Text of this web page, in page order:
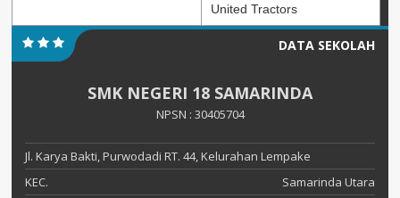
United Tractors
DATA SEKOLAH
SMK NEGERI 18 SAMARINDA
NPSN : 30405704
Jl. Karya Bakti, Purwodadi RT. 44, Kelurahan Lempake
KEC.
Samarinda Utara